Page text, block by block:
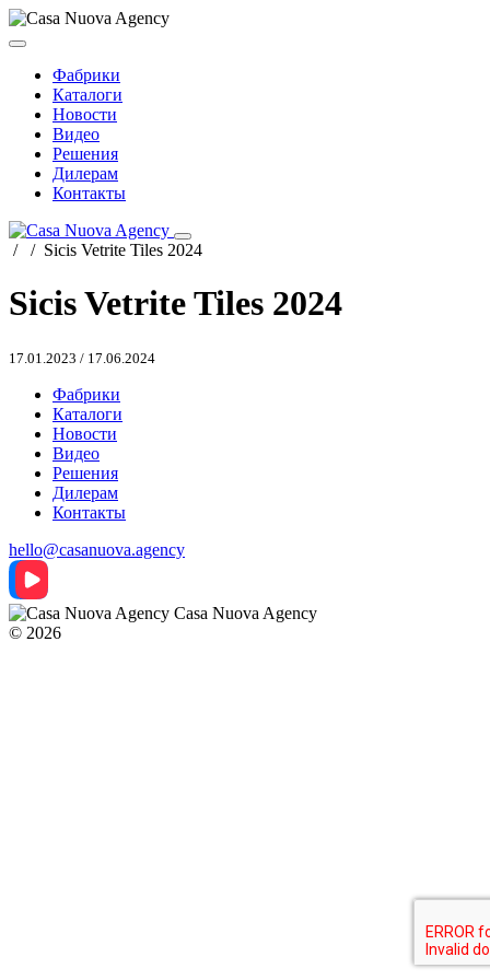
Фабрики
Каталоги
Новости
Видео
Решения
Дилерам
Контакты
/ / Sicis Vetrite Tiles 2024
Sicis Vetrite Tiles 2024
17.01.2023 / 17.06.2024
Фабрики
Каталоги
Новости
Видео
Решения
Дилерам
Контакты
hello@casanuova.agency
Casa Nuova Agency
© 2026